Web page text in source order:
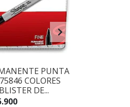
PUNTA
COLORES
DE...